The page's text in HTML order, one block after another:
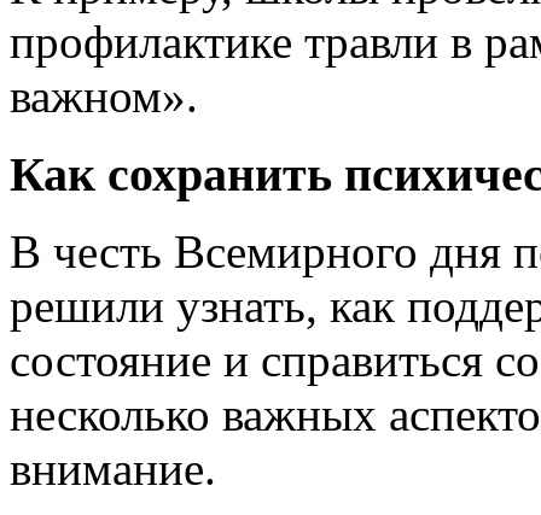
профилактике травли в
важном».
Как сохранить
В честь Всемирного дня
решили узнать, как
состояние и справиться
несколько важных
внимание.